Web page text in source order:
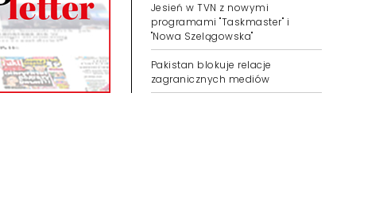
Jesień w TVN z nowymi
programami "Taskmaster" i
"Nowa Szelągowska"
Pakistan blokuje relacje
zagranicznych mediów